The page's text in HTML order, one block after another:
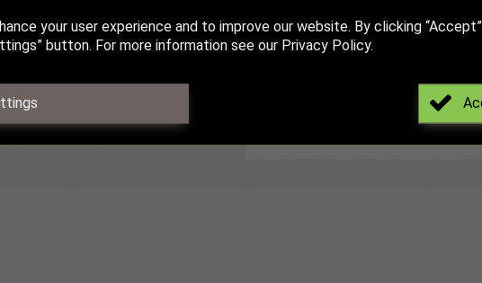
nachbestellbar
your user experience and to improve our website. By clicking
button. For more information see our Privacy Policy.